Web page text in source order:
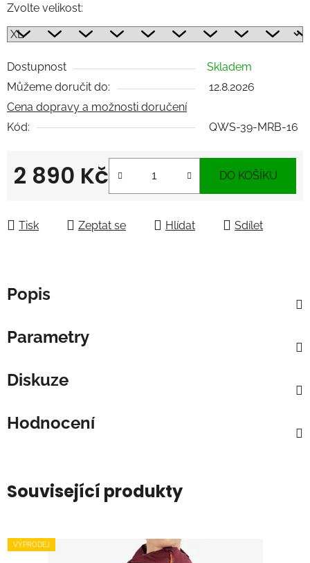
Zvolte velikost:
Dostupnost
Skladem
Můžeme doručit do:
12.8.2026
Cena dopravy a možnosti doručení
Kód:
QWS-39-MRB-16
2 890 Kč DO KOŠÍKU
Tisk Zeptat se Hlídat Sdílet
Popis
Parametry
Diskuze
Hodnocení
Související produkty
VÝPRODEJ